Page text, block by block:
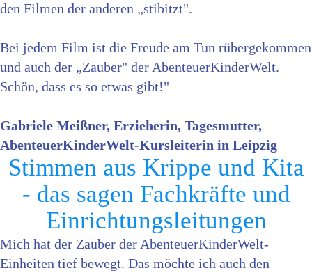
den Filmen der anderen „stibitzt".
Bei jedem Film ist die Freude am Tun rübergekommen
und auch der „Zauber" der AbenteuerKinderWelt.
Schön, dass es so etwas gibt!"
Gabriele Meißner, Erzieherin, Tagesmutter,
AbenteuerKinderWelt-Kursleiterin in Leipzig
Stimmen aus Krippe und Kita
- das sagen Fachkräfte und
Einrichtungs­leitungen
Mich hat der Zauber der AbenteuerKinderWelt-
Einheiten tief bewegt. Das möchte ich auch den